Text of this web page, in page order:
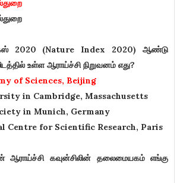
2020 (Nature Index 2020) ஆண்டு
உள்ள ஆராய்ச்சி நிறுவனம் எது?
of Sciences, Beijing
in Cambridge, Massachusetts
in Munich, Germany
Centre for Scientific Research, Paris
ஆராய்ச்சி கவுன்சிலின் தலைமையகம் எங்கு